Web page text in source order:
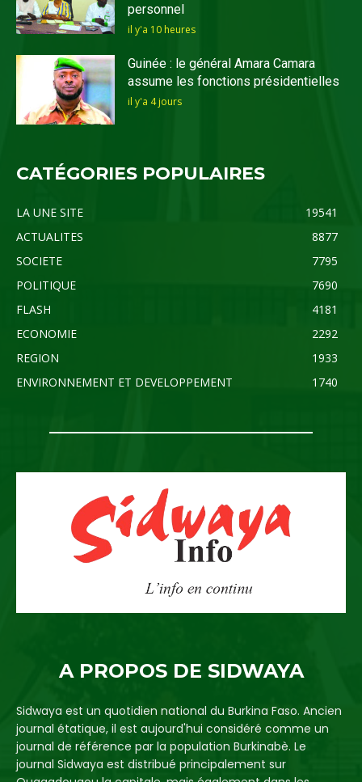
personnel
il y'a 10 heures
Guinée : le général Amara Camara
assume les fonctions présidentielles
il y'a 4 jours
CATÉGORIES POPULAIRES
LA UNE SITE
19541
ACTUALITES
8877
SOCIETE
7795
POLITIQUE
7690
FLASH
4181
ECONOMIE
2292
REGION
1933
ENVIRONNEMENT ET DEVELOPPEMENT
1740
A PROPOS DE SIDWAYA
Sidwaya est un quotidien national du Burkina Faso. Ancien
journal étatique, il est aujourd'hui considéré comme un
journal de référence par la population Burkinabè. Le
journal Sidwaya est distribué principalement sur